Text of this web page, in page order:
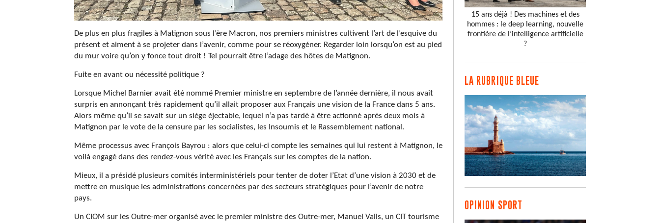
De plus en plus fragiles à Matignon sous l’ère Macron, nos premiers ministres cultivent l’art de l’esquive du
présent et aiment à se projeter dans l’avenir, comme pour se réoxygéner. Regarder loin lorsqu’on est au pied
du mur voire qu’on y fonce tout droit ! Tel pourrait être l’adage des hôtes de Matignon.
Fuite en avant ou nécessité politique ?
Lorsque Michel Barnier avait été nommé Premier ministre en septembre de l’année dernière, il nous avait
surpris en annonçant très rapidement qu’il allait proposer aux Français une vision de la France dans 5 ans.
Alors même qu’il se savait sur un siège éjectable, lequel n’a pas tardé à être actionné après deux mois à
Matignon par le vote de la censure par les socialistes, les Insoumis et le Rassemblement national.
Même processus avec François Bayrou : alors que celui-ci compte les semaines qui lui restent à Matignon, le
voilà engagé dans des rendez-vous vérité avec les Français sur les comptes de la nation.
Mieux, il a présidé plusieurs comités interministériels pour tenter de doter l’Etat d’une vision à 2030 et de
mettre en musique les administrations concernées par des secteurs stratégiques pour l’avenir de notre
pays.
Un CIOM sur les Outre-mer organisé avec le premier ministre des Outre-mer, Manuel Valls, un CIT tourisme
15 ans déjà ! Des machines et des
hommes : le deep learning, nouvelle
frontière de l’intelligence artificielle
?
LA RUBRIQUE BLEUE
OPINION SPORT